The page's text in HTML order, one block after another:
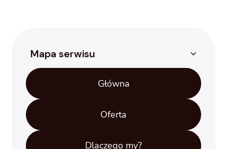
Mapa serwisu
Główna
Oferta
Dlaczego my?